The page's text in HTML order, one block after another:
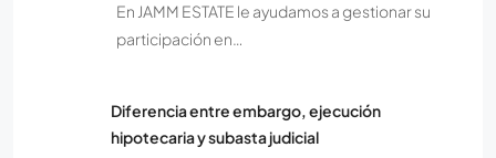
En JAMM ESTATE le ayudamos a gestionar su
participación en…
Diferencia entre embargo, ejecución
hipotecaria y subasta judicial